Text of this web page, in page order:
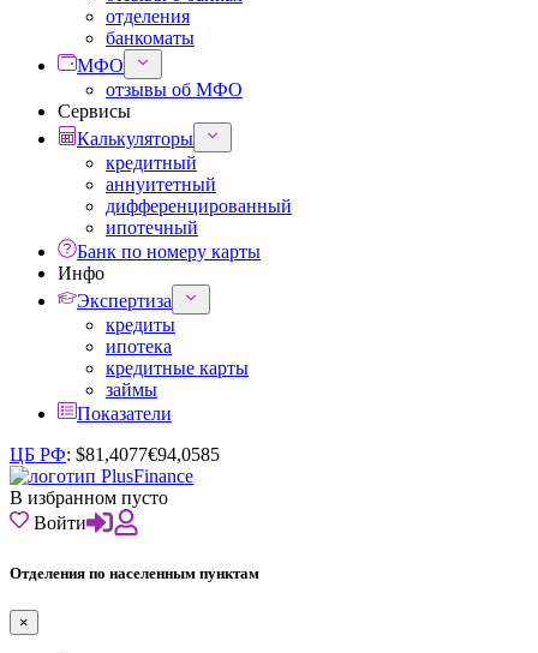
отделения
банкоматы
МФО
отзывы об МФО
Сервисы
Калькуляторы
кредитный
аннуитетный
дифференцированный
ипотечный
Банк по номеру карты
Инфо
Экспертиза
кредиты
ипотека
кредитные карты
займы
Показатели
ЦБ РФ: $81,4077€94,0585
В избранном пусто
Войти
Отделения по населенным пунктам
×